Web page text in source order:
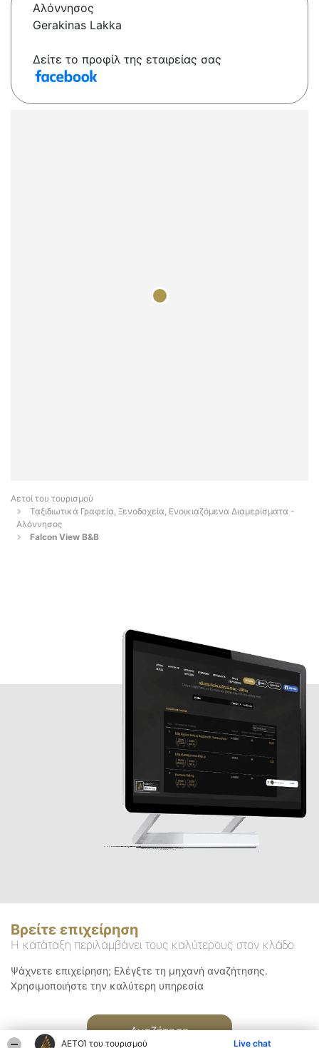
ΑΕΤΟΊ του τουρισμού Live chat
Αλόννησος
Gerakinas Lakka
Δείτε το προφίλ της εταιρείας σας
Αετοί του τουρισμού
Ταξιδιωτικά Γραφεία, Ξενοδοχεία, Ενοικιαζόμενα Διαμερίσματα -
Αλόννησος
Falcon View B&B
Βρείτε επιχείρηση
Η κατάταξη περιλαμβάνει τους καλύτερους στον κλάδο
Ψάχνετε επιχείρηση; Ελέγξτε τη μηχανή αναζήτησης.
Χρησιμοποιήστε την καλύτερη υπηρεσία
Αναζήτηση